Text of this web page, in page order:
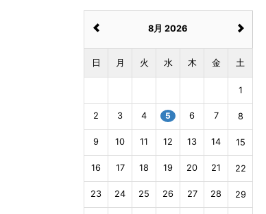
8月 2026
日 月 火 水 木 金 土
1
2 3 4 5 6 7 8
9 10 11 12 13 14 15
16 17 18 19 20 21 22
23 24 25 26 27 28 29